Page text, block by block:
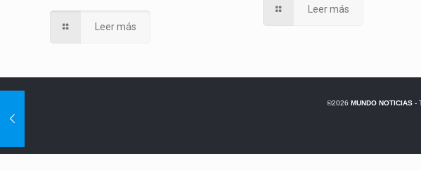
Leer más
Leer más
©2026 MUNDO NOTICIAS-